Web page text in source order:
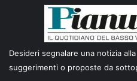
Desideri segnalare una notizia
suggerimenti o proposte da